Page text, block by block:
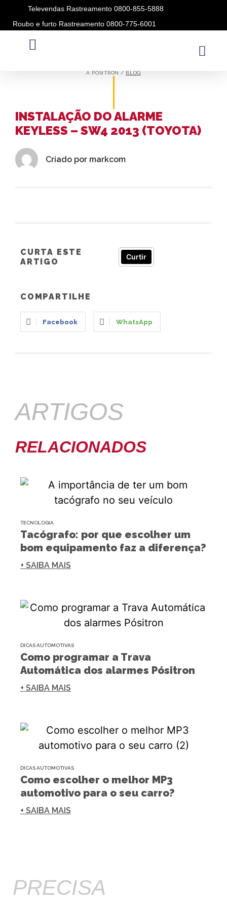
Televendas Rastreamento 0800-855-5888
Roubo e furto Rastreamento 0800-775-6001
A PÓSITRON / BLOG
INSTALAÇÃO DO ALARME
KEYLESS – SW4 2013 (TOYOTA)
Criado por markcom
CURTA ESTE
ARTIGO
Curtir
COMPARTILHE
Facebook WhatsApp
ARTIGOS
RELACIONADOS
TECNOLOGIA
Tacógrafo: por que escolher um
bom equipamento faz a diferença?
+ SAIBA MAIS
DICAS AUTOMOTIVAS
Como programar a Trava
Automática dos alarmes Pósitron
+ SAIBA MAIS
DICAS AUTOMOTIVAS
Como escolher o melhor MP3
automotivo para o seu carro?
+ SAIBA MAIS
PRECISA